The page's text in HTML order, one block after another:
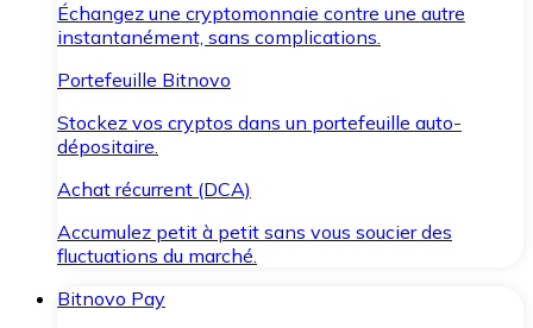
Échangez une cryptomonnaie contre une autre
instantanément, sans complications.
Portefeuille Bitnovo
Stockez vos cryptos dans un portefeuille auto-
dépositaire.
Achat récurrent (DCA)
Accumulez petit à petit sans vous soucier des
fluctuations du marché.
Bitnovo Pay